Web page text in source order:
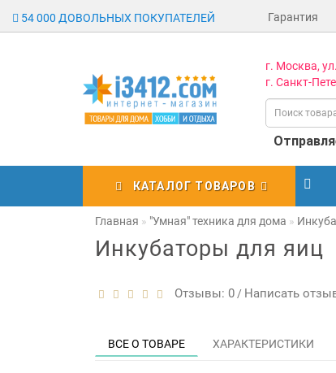
54 000 ДОВОЛЬНЫХ ПОКУПАТЕЛЕЙ Гарантия
г. Москва,
г. Санкт-
КАТАЛОГ ТОВАРОВ
Главная "Умная" техника для дома
Инкубаторы для яиц
Отзывы: 0 / Написать
ВСЕ О ТОВАРЕ ХАРАКТЕРИСТИКИ